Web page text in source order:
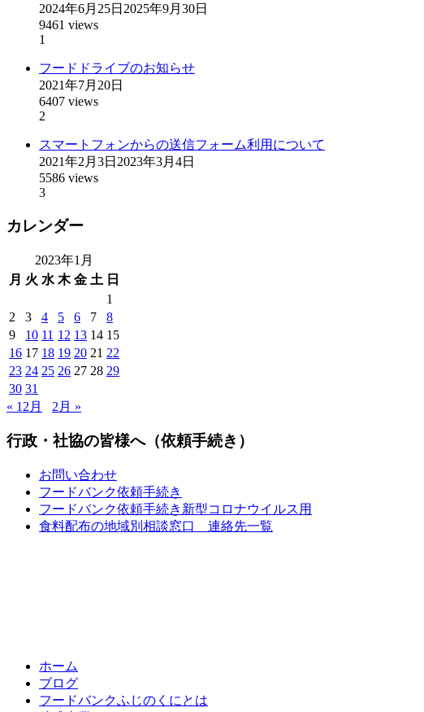
2024年6月25日 2025年9月30日
9461 views
1
フードドライブのお知らせ
2021年7月20日
6407 views
2
スマートフォンからの送信フォーム利用について
2021年2月3日 2023年3月4日
5586 views
3
カレンダー
2023年1月
月 火 水 木 金 土 日
1
2
3 4 5 6 7
8
9
10 11 12 13 14 15
16 17 18 19 20 21 22
23 24 25 26 27 28 29
30 31
« 12月
2月 »
行政・社協の皆様へ（依頼手続き）
お問い合わせ
フードバンク依頼手続き
フードバンク依頼手続き新型コロナウイルス用
食料配布の地域別相談窓口 連絡先一覧
ホーム
ブログ
フードバンクふじのくにとは